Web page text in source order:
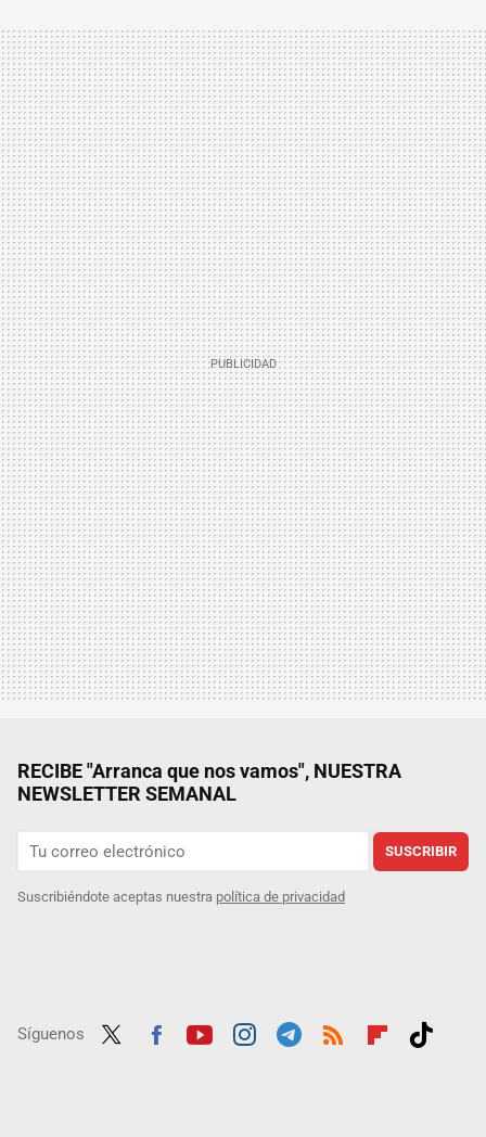
RECIBE "Arranca que nos vamos", NUESTRA
NEWSLETTER SEMANAL
SUSCRIBIR
Suscribiéndote aceptas nuestra política de privacidad
Síguenos